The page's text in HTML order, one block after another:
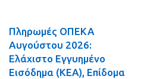
Πληρωμές ΟΠΕΚΑ
Αυγούστου 2026:
Ελάχιστο Εγγυημένο
Εισόδημα (ΚΕΑ), Επίδομα